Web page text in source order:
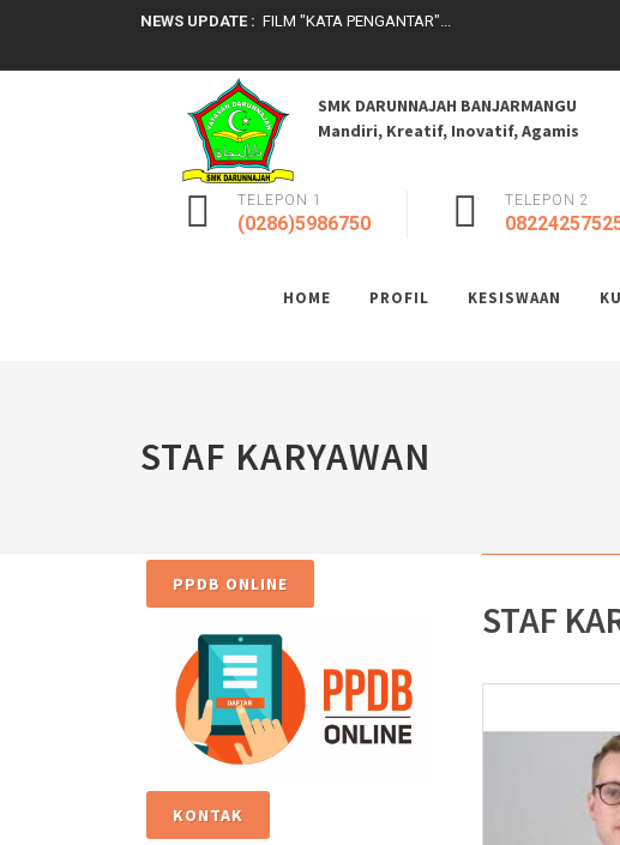
NEWS UPDATE : FILM "KATA PENGANTAR"...
FILM PIRING & LENSA...
Penilaian Kinerja Kepala Sekolah (PKKS)...
Kegiatan JOTA JOTI Kwarcab Banjarnegara 2025:
SMKDN Terdepan dalam Digitalisasi Manajemen
SMK Darunnajah Banjarmanggu bukan ...
PENGUMUMAN KELULUSAN TA 2025/2026...
FILM "ANGGUN"...
SMK DARUNNAJAH BANJARMANGU
Mandiri, Kreatif, Inovatif, Agamis
TELEPON 1
(0286)5986750
TELEPON 2
HOME PROFIL KESISWAAN
STAF KARYAWAN
PPDB ONLINE
KONTAK
STAF